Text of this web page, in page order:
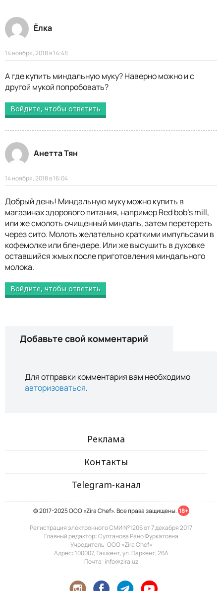
Ёлка
14 ноября, 2018 в 14:48
А где купить миндальную муку? Наверно можно и с
другой мукой попробовать?
Войдите, чтобы ответить
Анетта Тян
14 ноября, 2018 в 16:04
Добрый день! Миндальную муку можно купить в
магазинах здорового питания, например Red bob’s mill,
или же смолоть очищенный миндаль, затем перетереть
через сито. Молоть желательно краткими импульсами в
кофемолке или блендере. Или же высушить в духовке
оставшийся жмых после приготовления миндального
молока.
Войдите, чтобы ответить
Добавьте свой комментарий
Для отправки комментария вам необходимо
авторизоваться.
Реклама
Контакты
Telegram-канал
© 2017-2025 ООО «Zira Chef». Все права защищены. 18+
Регистрация электронного СМИ №1206 от 7 декабря 2017
Главный редактор: Султанова Рано Фуркатовна
Учредитель: ООО «Zira Chef»
Адрес: 100007, Ташкент, ул. Паркент, 26А
Почта: info@zira.uz